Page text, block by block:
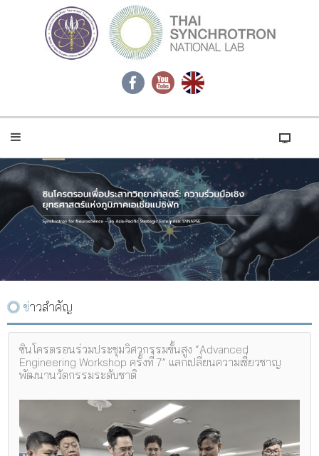
ข่าวสำคัญ
ซินโครตรอนร่วมประชุมวิศวกรรมขั้นสูง “Advanced
Engineering Workshop ครั้งที่ 7” แลกเปลี่ยนความเชี่ยวชาญ
พัฒนานวัตกรรมระดับชาติ